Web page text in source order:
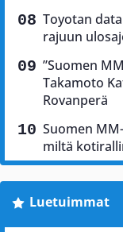
Toyotan
rajuun
”Suomen
Takamoto
Rovanperä
Suomen
miltä
Luetuimmat